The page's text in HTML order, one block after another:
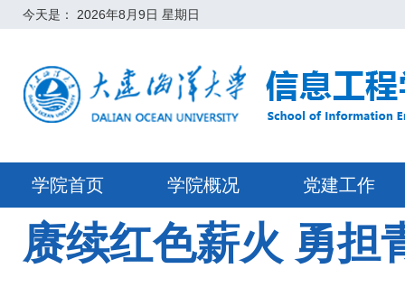
今天是： 2026年8月9日 星期日
学院首页 学院概况 党建工作
赓续红色薪火 勇